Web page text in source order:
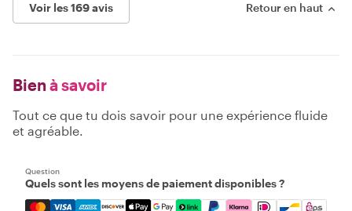
Voir les 169 avis Retour en haut
Bien à savoir
Tout ce que tu dois savoir pour une expérience fluide
et agréable.
Question
Quels sont les moyens de paiement disponibles ?
Mastercard, Visa, Amex, Discover, Apple Pay, Google